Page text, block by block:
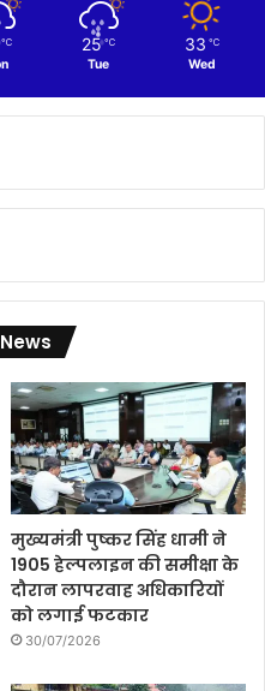
℃ 25 ℃
Tue
33 ℃
Wed
मुख्यमंत्री पुष्कर सिंह धामी ने
1905 हेल्पलाइन की समीक्षा के
दौरान लापरवाह अधिकारियों
को लगाई फटकार
30/07/2026